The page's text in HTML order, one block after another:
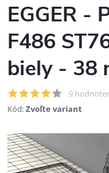
EGGER -
F486
biely - 38
9
Kód:Zvoľte variant